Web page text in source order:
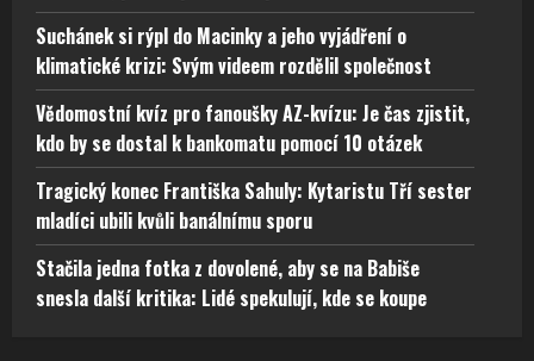
Suchánek si rýpl do Macinky a jeho vyjádření o
klimatické krizi: Svým videem rozdělil společnost
Vědomostní kvíz pro fanoušky AZ-kvízu: Je čas zjistit,
kdo by se dostal k bankomatu pomocí 10 otázek
Tragický konec Františka Sahuly: Kytaristu Tří sester
mladíci ubili kvůli banálnímu sporu
Stačila jedna fotka z dovolené, aby se na Babiše
snesla další kritika: Lidé spekulují, kde se koupe